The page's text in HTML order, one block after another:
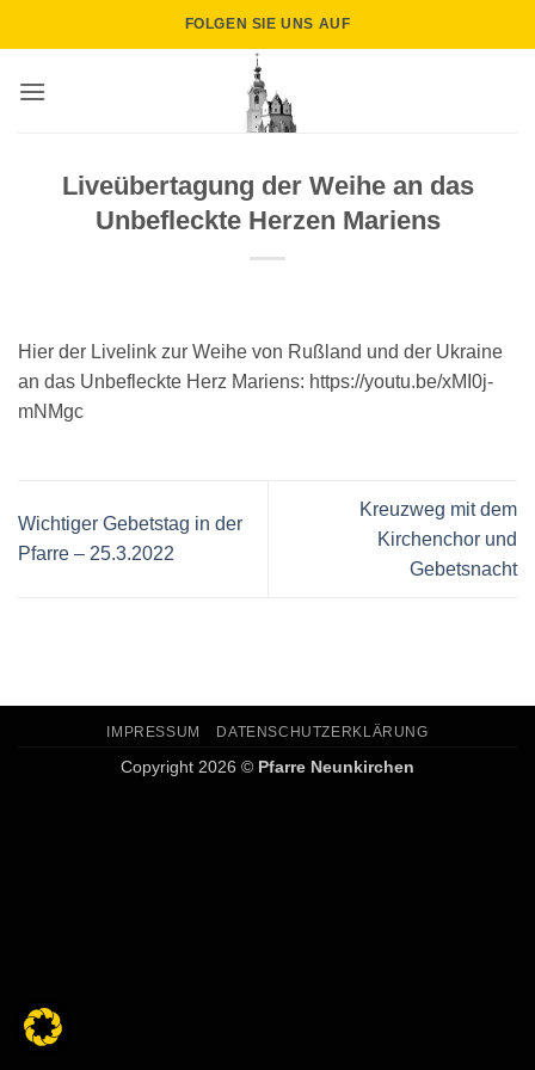
FOLGEN SIE UNS AUF
Liveübertagung der Weihe an das
Unbefleckte Herzen Mariens
Hier der Livelink zur Weihe von Rußland und der Ukraine
an das Unbefleckte Herz Mariens: https://youtu.be/xMI0j-
mNMgc
Wichtiger Gebetstag in der
Pfarre – 25.3.2022
Kreuzweg mit dem
Kirchenchor und
Gebetsnacht
IMPRESSUM DATENSCHUTZERKLÄRUNG
Copyright 2026 © Pfarre Neunkirchen